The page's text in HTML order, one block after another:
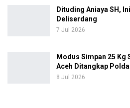
Dituding Aniaya SH,
Deliserdang
7 Jul 2026
Modus Simpan 25 Kg
Aceh Ditangkap
8 Jul 2026